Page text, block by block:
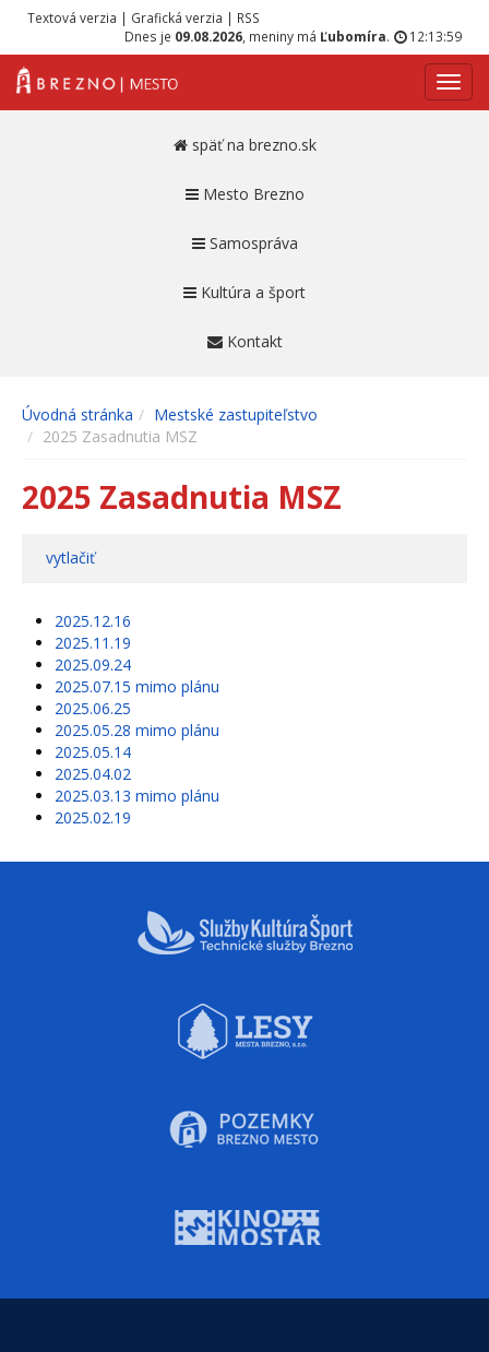
Textová verzia | Grafická verzia | RSS
Dnes je 09.08.2026 , meniny má Ľubomíra. 12:13:59
späť na brezno.sk
Mesto Brezno
Samospráva
Kultúra a šport
Kontakt
Úvodná stránka
Mestské zastupiteľstvo
2025 Zasadnutia MSZ
2025 Zasadnutia MSZ
vytlačiť
2025.12.16
2025.11.19
2025.09.24
2025.07.15 mimo plánu
2025.06.25
2025.05.28 mimo plánu
2025.05.14
2025.04.02
2025.03.13 mimo plánu
2025.02.19